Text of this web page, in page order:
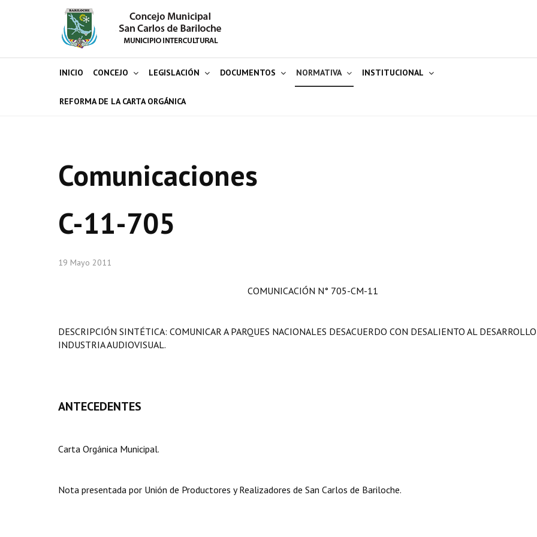
INICIO CONCEJO LEGISLACIÓN DOCUMENTOS NORMATIVA INSTITUCIONAL
REFORMA DE LA CARTA ORGÁNICA
Comunicaciones
C-11-705
19 Mayo 2011
COMUNICACIÓN N° 705-CM-11
DESCRIPCIÓN SINTÉTICA: COMUNICAR A PARQUES NACIONALES DESACUERDO CON DESALIENTO AL
INDUSTRIA AUDIOVISUAL.
ANTECEDENTES
Carta Orgánica Municipal.
Nota presentada por Unión de Productores y Realizadores de San Carlos de Bariloche.